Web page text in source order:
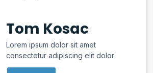
Tom Kosac
Lorem ipsum dolor sit amet
consectetur adipiscing elit dolor